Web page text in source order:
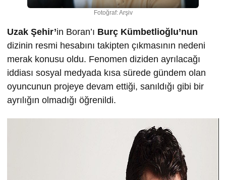
Fotoğraf: Arşiv
Uzak Şehir’in Boran’ı Burç Kümbetlioğlu’nun
dizinin resmi hesabını takipten çıkmasının nedeni
merak konusu oldu. Fenomen diziden ayrılacağı
iddiası sosyal medyada kısa sürede gündem olan
oyuncunun projeye devam ettiği, sanıldığı gibi bir
ayrılığın olmadığı öğrenildi.